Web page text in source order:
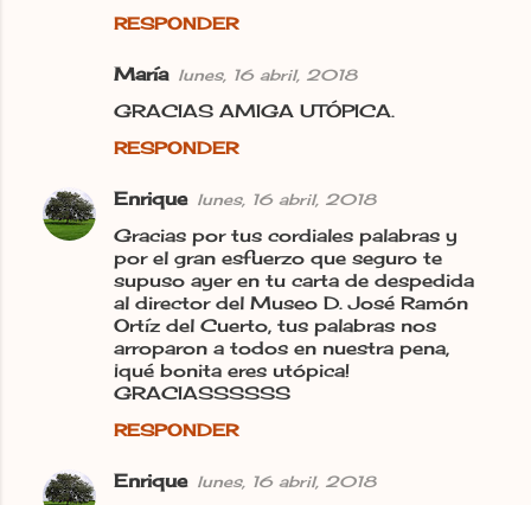
RESPONDER
María lunes, 16 abril, 2018
GRACIAS AMIGA UTÓPICA.
RESPONDER
Enrique lunes, 16 abril, 2018
Gracias por tus cordiales palabras y
por el gran esfuerzo que seguro te
supuso ayer en tu carta de despedida
al director del Museo D. José Ramón
Ortíz del Cuerto, tus palabras nos
arroparon a todos en nuestra pena,
¡qué bonita eres utópica!
GRACIASSSSSS
RESPONDER
Enrique lunes, 16 abril, 2018